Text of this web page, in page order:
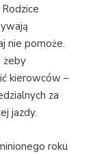
nie pomoże.
żeby
kierowców –
za
jazdy.
roku